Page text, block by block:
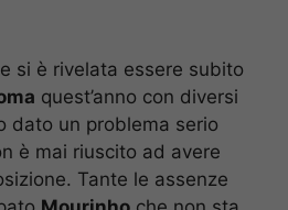
si è rivelata essere subito
quest’anno con diversi
dato un problema serio
è mai riuscito ad avere
Tante le assenze